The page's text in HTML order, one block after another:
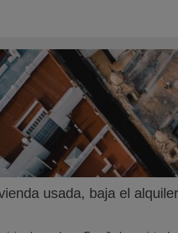
usada, baja el alquiler